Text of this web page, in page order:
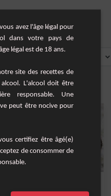
avez l'âge légal pour
dans votre pays de
légal est de 18 ans.
site des recettes de
L'alcool doit être
responsable. Une
peut être nocive pour
certifiez être âgé(e)
de consommer de